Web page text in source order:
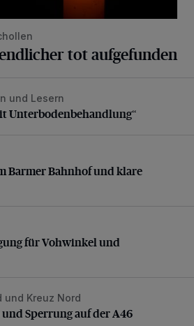
tot aufgefunden
Unterbodenbehandlung“
und Lesern
Unterbodenbehandlung“
Barmer Bahnhof und klare Ansage
Barmer Bahnhof und klare
für Vohwinkel und Nützenberg
für Vohwinkel und
Sperrung auf der A46
Kreuz Nord
Sperrung auf der A46